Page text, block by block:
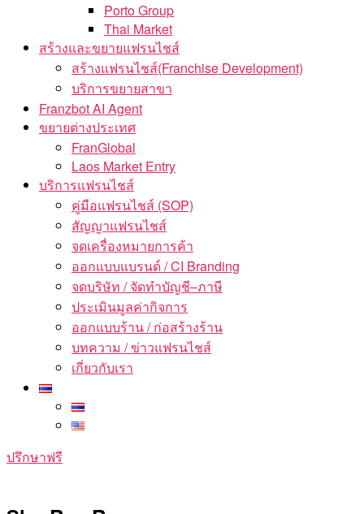
Porto Group
Thai Market
สร้างและขยายแฟรนไชส์
สร้างแฟรนไชส์(Franchise Development)
บริการขยายสาขา
Franzbot AI Agent
ขยายต่างประเทศ
FranGlobal
Laos Market Entry
บริการแฟรนไชส์
คู่มือแฟรนไชส์ (SOP)
สัญญาแฟรนไชส์
จดเครื่องหมายการค้า
ออกแบบแบรนด์ / CI Branding
จดบริษัท / จัดทำบัญชี–ภาษี
ประเมินมูลค่ากิจการ
ออกแบบร้าน / ก่อสร้างร้าน
บทความ / ข่าวแฟรนไชส์
เกี่ยวกับเรา
ปรึกษาฟรี